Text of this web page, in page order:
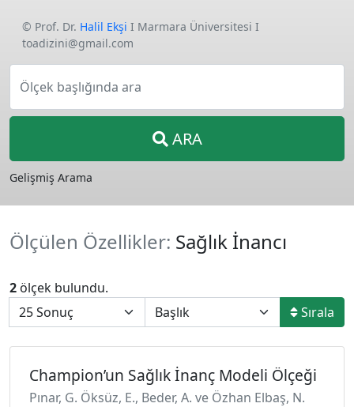
© Prof. Dr. Halil Ekşi I Marmara Üniversitesi I
toadizini@gmail.com
Ölçek başlığında ara
ARA
Gelişmiş Arama
Ölçülen Özellikler: Sağlık İnancı
2 ölçek bulundu.
Sırala
Champion’un Sağlık İnanç Modeli Ölçeği
Pınar, G. Öksüz, E., Beder, A. ve Özhan Elbaş, N.